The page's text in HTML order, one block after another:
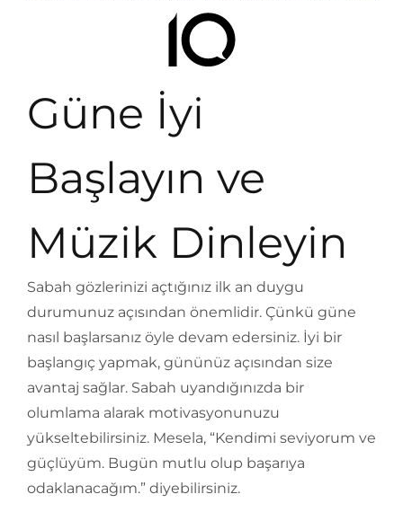
Güne İyi
Başlayın ve
Müzik Dinleyin
Sabah gözlerinizi açtığınız ilk an duygu
durumunuz açısından önemlidir. Çünkü güne
nasıl başlarsanız öyle devam edersiniz. İyi bir
başlangıç yapmak, gününüz açısından size
avantaj sağlar. Sabah uyandığınızda bir
olumlama alarak motivasyonunuzu
yükseltebilirsiniz. Mesela, “Kendimi seviyorum ve
güçlüyüm. Bugün mutlu olup başarıya
odaklanacağım.” diyebilirsiniz.